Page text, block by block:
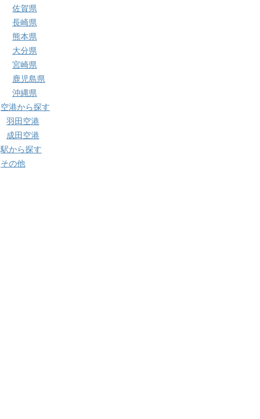
佐賀県
長崎県
熊本県
大分県
宮崎県
鹿児島県
沖縄県
空港から探す
羽田空港
成田空港
駅から探す
その他